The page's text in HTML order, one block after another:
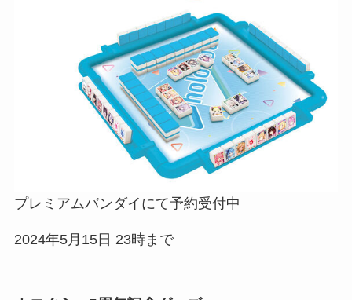
プレミアムバンダイにて予約受付中
2024年5月15日 23時まで